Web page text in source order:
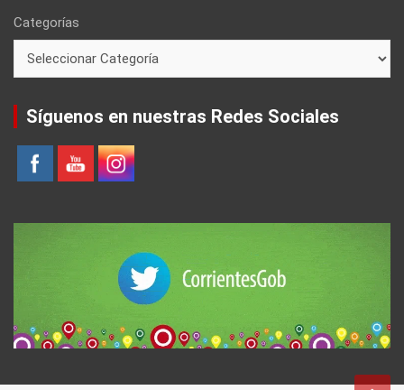
Categorías
Síguenos en nuestras Redes Sociales